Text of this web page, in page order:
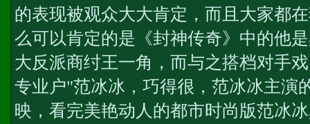
的表现被观众大大肯定，而且大家都
么可以肯定的是《封神传奇》中的他
大反派商纣王一角，而与之搭档对手
专业户"范冰冰，巧得很，范冰冰主演
映，看完美艳动人的都市时尚版范冰冰